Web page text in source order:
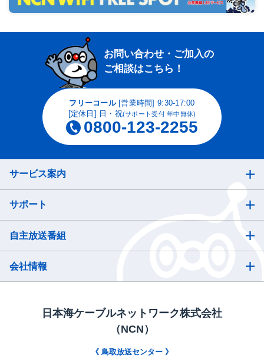
お問い合わせ・ご加入の
ご相談はこちら！
フリーコール[営業時間] 9:30-17:00
[定休日] 日・祝(サポート受付 年中無休)
0800-123-2255
サービス案内
サポート
自主放送番組
会社情報
日本海ケーブルネットワーク株式会社
（NCN）
《 鳥取放送センター 》